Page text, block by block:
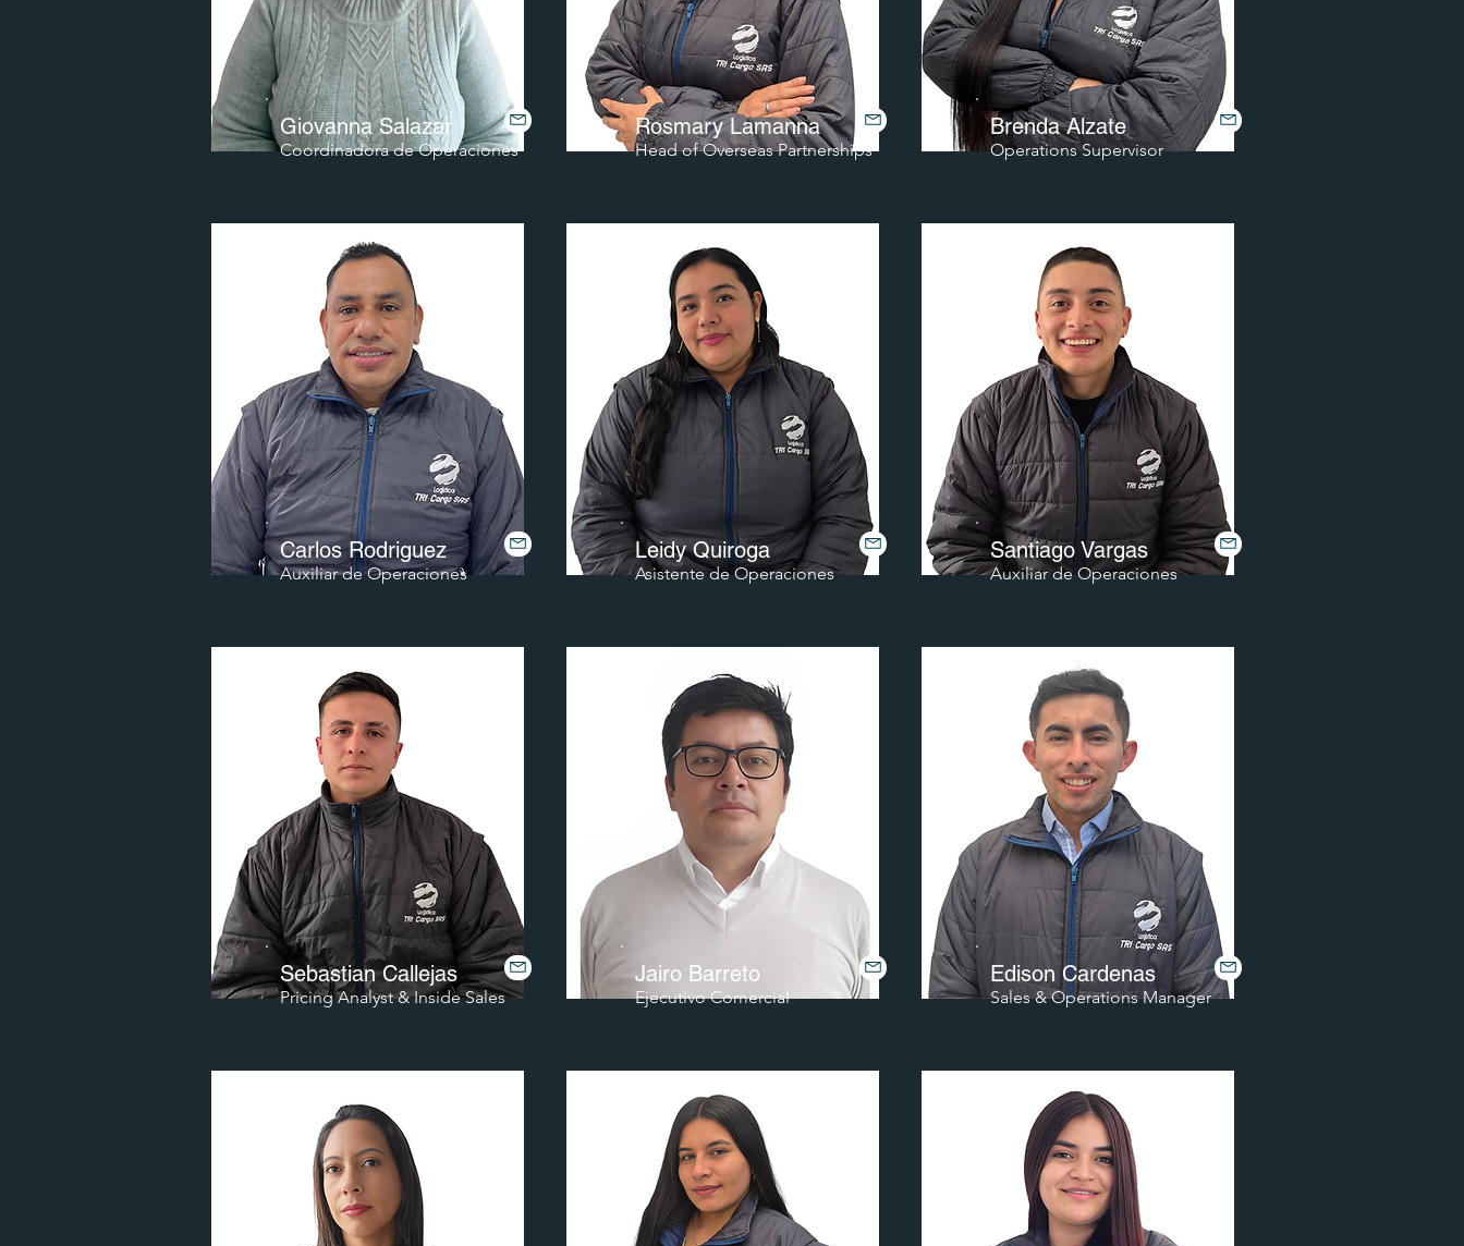
Giovanna Salazar
Coordinadora de Operaciones
Carlos Rodriguez
Auxiliar de Operaciones
Sebastian Callejas
Pricing Analyst & Inside Sales
Rosmary Lamanna
Head of Overseas Partnerships
Leidy Quiroga
Asistente de Operaciones
Jairo Barreto
Ejecutivo Comercial
Brenda Alzate
Operations Supervisor
Santiago Vargas
Auxiliar de Operaciones
Edison Cardenas
Sales & Operations Manager